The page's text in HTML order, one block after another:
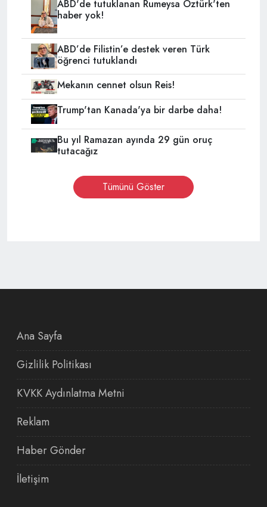
ABD'de tutuklanan Rumeysa Öztürk'ten
haber yok!
ABD’de Filistin’e destek veren Türk
öğrenci tutuklandı
Mekanın cennet olsun Reis!
Trump'tan Kanada'ya bir darbe daha!
Bu yıl Ramazan ayında 29 gün oruç
tutacağız
Tümünü Göster
Ana Sayfa
Gizlilik Politikası
KVKK Aydınlatma Metni
Reklam
Haber Gönder
İletişim